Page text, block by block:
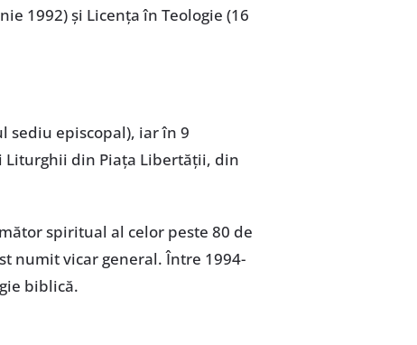
1992) și Licența în Teologie (16
sediu episcopal), iar în 9
Liturghii din Piața Libertății, din
spiritual al celor peste 80 de
numit vicar general. Între 1994-
biblică.